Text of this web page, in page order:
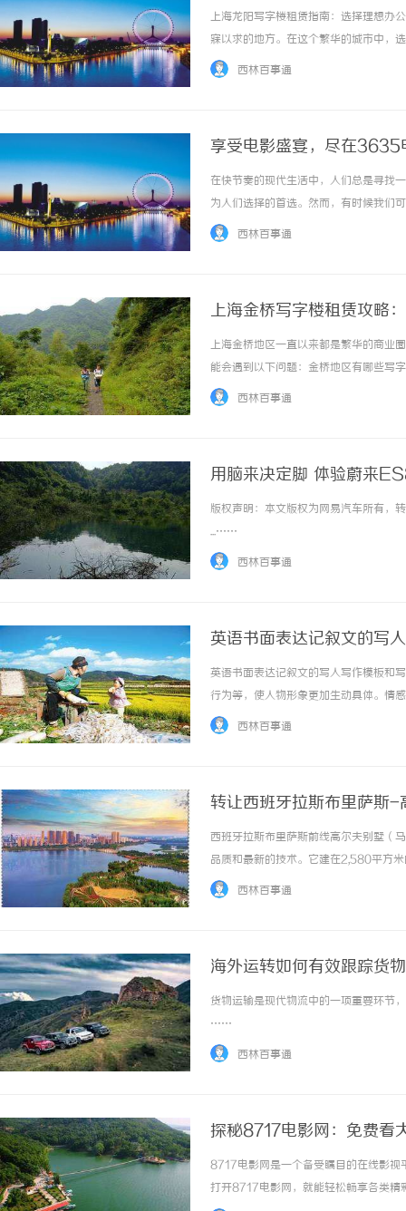
上海龙阳写字楼租赁指南：选择理想办
寐以求的地方。在这个繁华的城市中，
之一，其写字楼租赁市场备受瞩目。本
西林百事通
享受电影盛宴，尽在3635
在快节奏的现代生活中，人们总是寻找
为人们选择的首选。然而，有时候我们
们的救星。在这众多的电影网站中，
西林百事通
上海金桥写字楼租赁攻略
上海金桥地区一直以来都是繁华的商业
能会遇到以下问题：金桥地区有哪些写
好地了解上海金桥写字楼租赁市场，本
西林百事通
用脑来决定脚 体验蔚来
版权声明：本文版权为网易汽车所有，
...……
西林百事通
英语书面表达记叙文的写
英语书面表达记叙文的写人写作模板和
行为等，使人物形象更加生动具体。情
情，使文章更具感染力。过渡自然：在
西林百事通
转让西班牙拉斯布里萨斯-
西班牙拉斯布里萨斯前线高尔夫别墅（
品质和最新的技术。它建在2,580平方
观。这是一个设施齐全的交钥匙工程。
西林百事通
海外运转如何有效跟踪货
货物运输是现代物流中的一项重要环节
……
西林百事通
探秘8717电影网：免费看
8717电影网是一个备受瞩目的在线影视
打开8717电影网，就能轻松畅享各类